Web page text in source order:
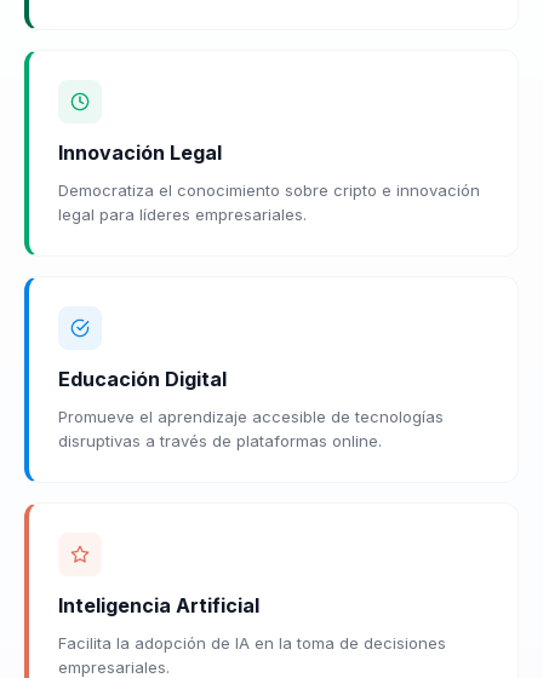
Innovación Legal
Democratiza el conocimiento sobre cripto e innovación
legal para líderes empresariales.
Educación Digital
Promueve el aprendizaje accesible de tecnologías
disruptivas a través de plataformas online.
Inteligencia Artificial
Facilita la adopción de IA en la toma de decisiones
empresariales.